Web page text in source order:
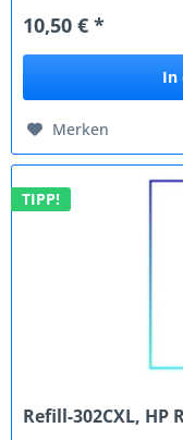
10,50 € *
In
Merken
TIPP!
Refill-302CXL, HP